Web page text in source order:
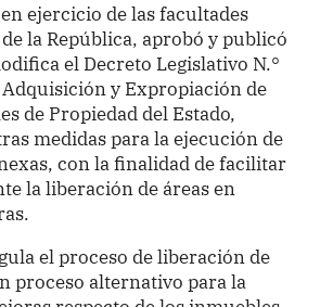
ejercicio de las facultades
la República, aprobó y publicó
el Decreto Legislativo N.°
y Expropiación de
de Propiedad del Estado,
medidas para la ejecución de
con la finalidad de facilitar
la liberación de áreas en
el proceso de liberación de
proceso alternativo para la